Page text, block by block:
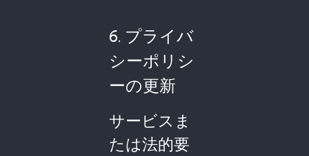
6. プライバ
シーポリシ
ーの更新
サービスま
たは法的要